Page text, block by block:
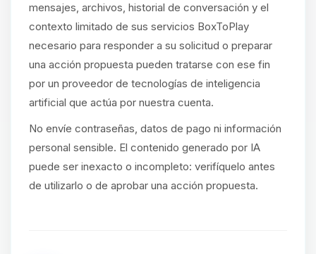
mensajes, archivos, historial de conversación y el
contexto limitado de sus servicios BoxToPlay
necesario para responder a su solicitud o preparar
una acción propuesta pueden tratarse con ese fin
por un proveedor de tecnologías de inteligencia
artificial que actúa por nuestra cuenta.
No envíe contraseñas, datos de pago ni información
personal sensible. El contenido generado por IA
puede ser inexacto o incompleto: verifíquelo antes
de utilizarlo o de aprobar una acción propuesta.